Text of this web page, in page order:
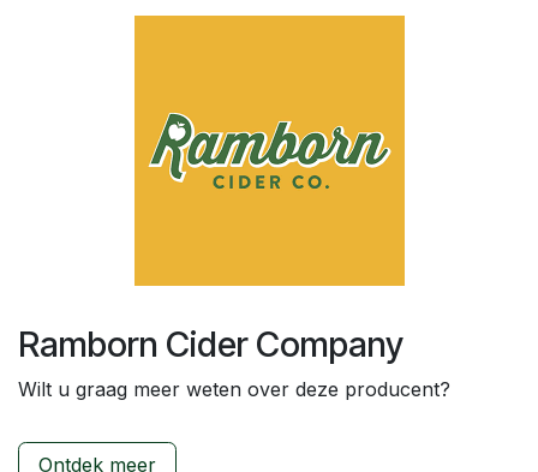
Ramborn Cider Company
Wilt u graag meer weten over deze producent?
Ontdek meer